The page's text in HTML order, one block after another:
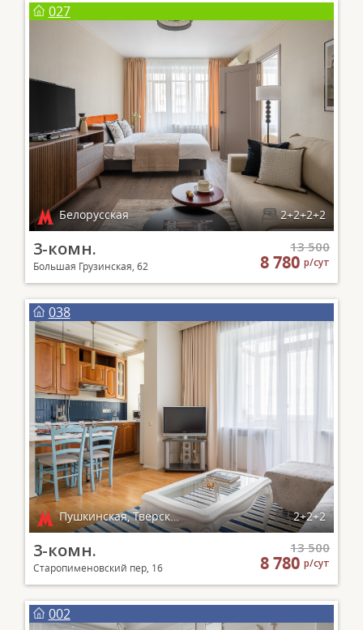
027
Белорусская 2+2+2+2
3-комн.
Большая Грузинская, 62
13 500
8 780р/сут
038
Пушкинская, Тверская, Чеховская, Маяковская 2+2+2
3-комн.
Старопименовский пер, 16
13 500
8 780р/сут
002